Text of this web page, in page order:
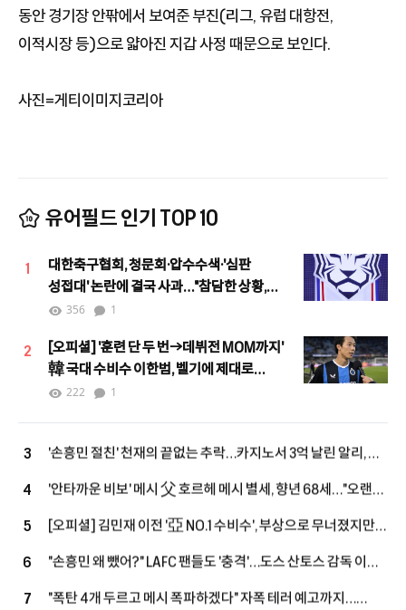
동안 경기장 안팎에서 보여준 부진(리그, 유럽 대항전,
이적시장 등)으로 얇아진 지갑 사정 때문으로 보인다.
사진=게티이미지코리아
유어필드 인기 TOP 10
1
대한축구협회, 청문회·압수수색·'심판
성접대' 논란에 결국 사과…"참담한 상황,
철저한 쇄신하겠다"
356 1
2
[오피셜] '훈련 단 두 번→데뷔전 MOM까지'
韓 국대 수비수 이한범, 벨기에 제대로
뒤집었다…"처음부터 끝까지 최고, 팬들이
222 1
3
'손흥민 절친' 천재의 끝없는 추락…카지노서 3억 날린 알리, 英
2부에서 '마지막 부활' 노린다
4
'안타까운 비보' 메시 父 호르헤 메시 별세, 향년 68세…"오랜
5
[오피셜] 김민재 이전 '亞 NO.1 수비수', 부상으로 무너졌지만
6
"손흥민 왜 뺐어?" LAFC 팬들도 '충격'…도스 산토스 감독 이해
7
"폭탄 4개 두르고 메시 폭파하겠다" 자폭 테러 예고까지…